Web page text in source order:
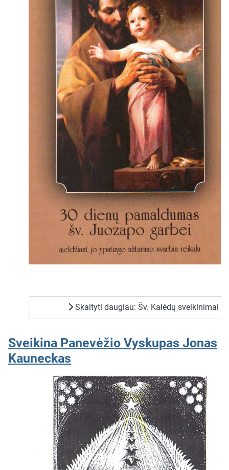
Skaityti daugiau: Šv. Kalėdų sveikinimai
Sveikina Panevėžio Vyskupas Jonas
Kauneckas